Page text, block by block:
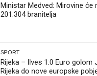
Ministar Medved: Mirovine će
201.304 branitelja
SPORT
Rijeka – Ilves 1:0 Euro golom
Rijeka do nove europske